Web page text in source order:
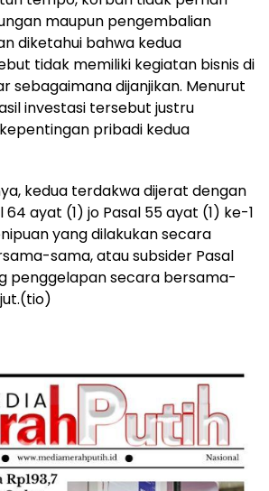
maupun pengembalian
diketahui bahwa kedua
tidak memiliki kegiatan bisnis di
sebagaimana dijanjikan. Menurut
investasi tersebut justru
pribadi kedua
kedua terdakwa dijerat dengan
64 ayat (1) jo Pasal 55 ayat (1) ke-1
yang dilakukan secara
sama, atau subsider Pasal
penggelapan secara bersama-